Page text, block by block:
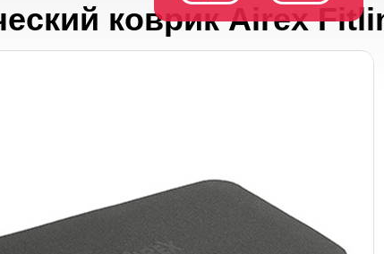
коврик Airex